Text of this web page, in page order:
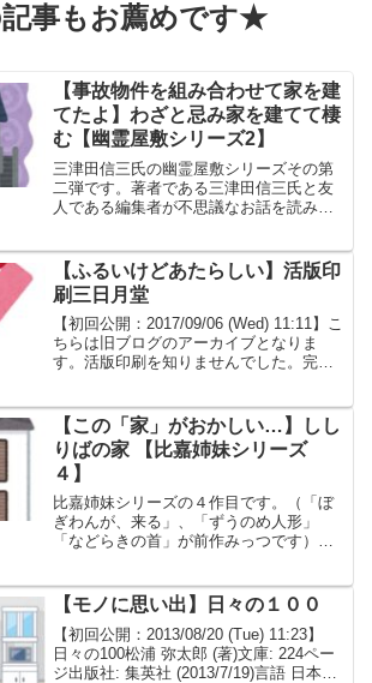
事もお薦めです★
【事故物件を組み合わせて家を建
てたよ】わざと忌み家を建てて棲
む【幽霊屋敷シリーズ2】
三津田信三氏の幽霊屋敷シリーズその第
二弾です。著者である三津田信三氏と友
人である編集者が不思議なお話を読み解
イトル通りの内容です。今なら「事故物
件」といわれるような事件...
【ふるいけどあたらしい】活版印
刷三日月堂
【初回公開：2017/09/06 (Wed) 11:11】こ
ちらは旧ブログのアーカイブとなりま
す。活版印刷を知りませんでした。完全
うな、くらいの気持ちで読み始めまし
た。...
【この「家」がおかしい…】しし
りばの家 【比嘉姉妹シリーズ
４】
比嘉姉妹シリーズの４作目です。（「ぼ
ぎわんが、来る」、「ずうのめ人形」
「などらきの首」が前作みっつです）★
でした。家というものにこだわり続ける
バケモノ。家とは、家族と...
【モノに思い出】日々の１００
【初回公開：2013/08/20 (Tue) 11:23】
日々の100松浦 弥太郎 (著)文庫: 224ペー
ジ出版社: 集英社 (2013/7/19)言語 日本語